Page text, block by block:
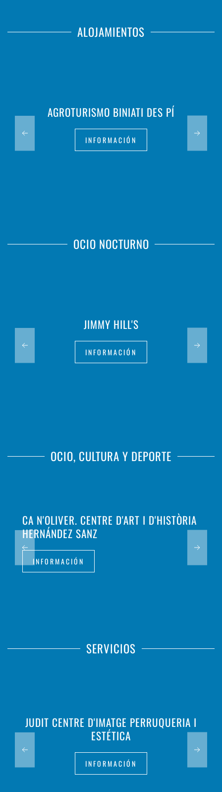
ALOJAMIENTOS
AGROTURISMO BINIATI DES PÍ
INFORMACIÓN
OCIO NOCTURNO
JIMMY HILL'S
INFORMACIÓN
OCIO, CULTURA Y DEPORTE
CA N'OLIVER. CENTRE D'ART I D'HISTÒRIA
HERNÁNDEZ SANZ
INFORMACIÓN
SERVICIOS
JUDIT CENTRE D'IMATGE PERRUQUERIA I
ESTÉTICA
INFORMACIÓN